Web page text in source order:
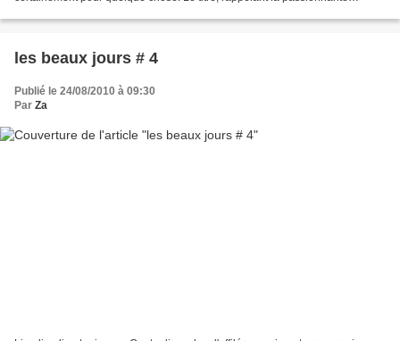
les beaux jours # 4
Publié le 24/08/2010 à 09:30
Par Za